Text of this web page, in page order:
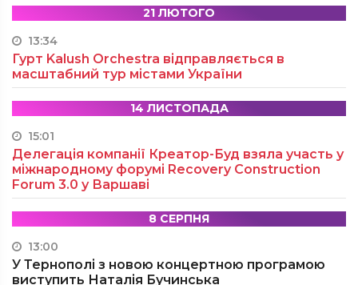
21 ЛЮТОГО
13:34
Гурт Kalush Orchestra відправляється в
масштабний тур містами України
14 ЛИСТОПАДА
15:01
Делегація компанії Креатор-Буд взяла участь у
міжнародному форумі Recovery Construction
Forum 3.0 у Варшаві
8 СЕРПНЯ
13:00
У Тернополі з новою концертною програмою
виступить Наталія Бучинська